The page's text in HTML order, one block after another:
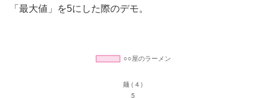
「最大値」を5にした際のデモ。